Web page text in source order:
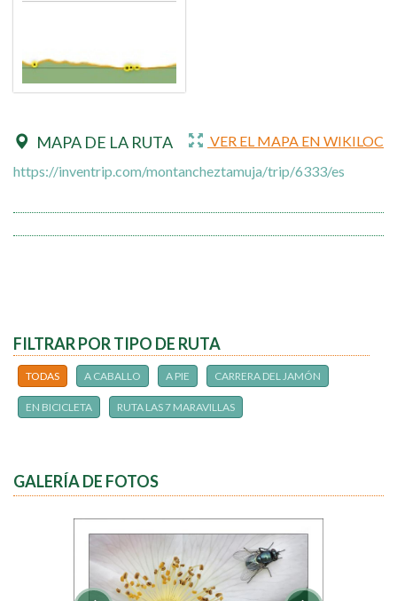
MAPA DE LA RUTA
VER EL MAPA EN WIKILOC
https://inventrip.com/montancheztamuja/trip/6333/es
FILTRAR POR TIPO DE RUTA
TODAS A CABALLO A PIE CARRERA DEL JAMÓN
EN BICICLETA RUTA LAS 7 MARAVILLAS
GALERÍA DE FOTOS